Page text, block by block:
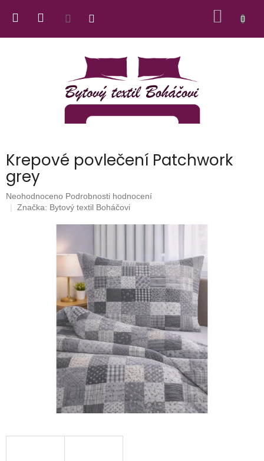
Krepové povlečení Patchwork
grey
Průměrné
hodnocení
Neohodnoceno Podrobnosti hodnocení
Značka: Bytový textil Boháčovi